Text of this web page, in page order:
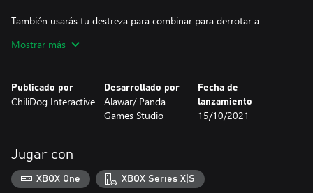
También usarás tu destreza para combinar para derrotar a
de diseño tortuoso llenos de obstáculos desafiantes. ¿Vas a
Mostrar más
Publicado por
ChiliDog Interactive
Desarrollado por
Alawar/ Panda
Games Studio
Fecha de
lanzamiento
15/10/2021
Jugar con
XBOX One XBOX Series X|S